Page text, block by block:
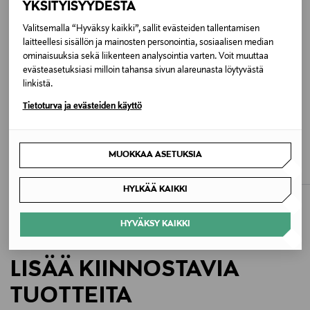
YKSITYISYYDESTÄ
Valitsemalla “Hyväksy kaikki”, sallit evästeiden tallentamisen
laitteellesi sisällön ja mainosten personointia, sosiaalisen median
ominaisuuksia sekä liikenteen analysointia varten. Voit muuttaa
evästeasetuksiasi milloin tahansa sivun alareunasta löytyvästä
linkistä.
Tietoturva ja evästeiden käyttö
MUOKKAA ASETUKSIA
HYLKÄÄ KAIKKI
HYVÄKSY KAIKKI
Väri
POWDER PILOT
Koko
One size
Valmistaja
VF Scandinavia A/S
NAME IT
MOLO
Mio-reppu
LISÄÄ KIINNOSTAVIA
TUOTTEITA